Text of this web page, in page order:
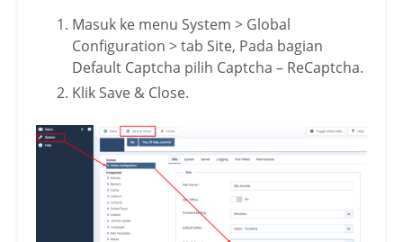
Masuk ke menu System > Global
Configuration > tab Site, Pada bagian
Default Captcha pilih Captcha – ReCaptcha.
Klik Save & Close.